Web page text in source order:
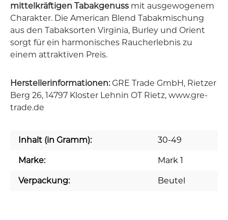
mittelkräftigen Tabakgenuss mit ausgewogenem
Charakter. Die American Blend Tabakmischung
aus den Tabaksorten Virginia, Burley und Orient
sorgt für ein harmonisches Raucherlebnis zu
einem attraktiven Preis.
Herstellerinformationen: GRE Trade GmbH, Rietzer
Berg 26, 14797 Kloster Lehnin OT Rietz, www.gre-
trade.de
Inhalt (in Gramm): 30-49
Marke: Mark 1
Verpackung: Beutel